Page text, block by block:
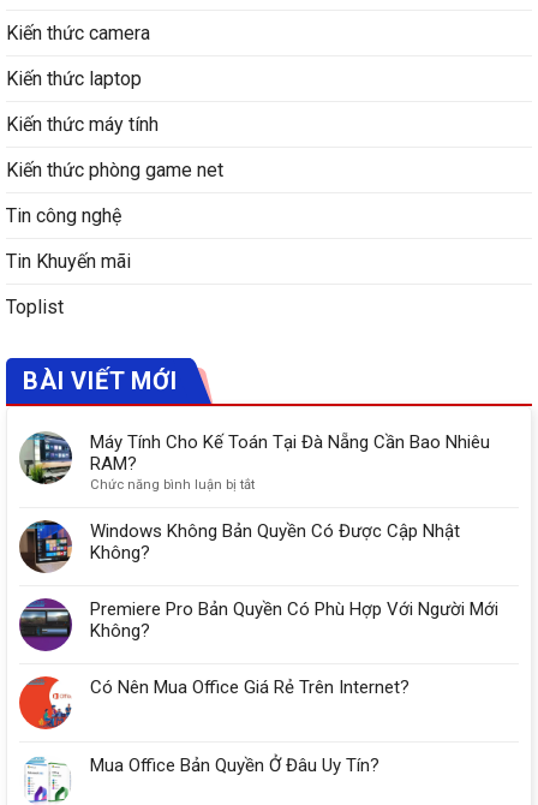
Kiến thức camera
Kiến thức laptop
Kiến thức máy tính
Kiến thức phòng game net
Tin công nghệ
Tin Khuyến mãi
Toplist
BÀI VIẾT MỚI
Máy Tính Cho Kế Toán Tại Đà Nẵng Cần Bao Nhiêu
RAM?
Chức năng bình luận bị tắtở
Tính
Cho
Tại
Bao
Windows Không Bản Quyền Có Được Cập Nhật
Không?
Premiere Pro Bản Quyền Có Phù Hợp Với Người Mới
Không?
Có Nên Mua Office Giá Rẻ Trên Internet?
Mua Office Bản Quyền Ở Đâu Uy Tín?